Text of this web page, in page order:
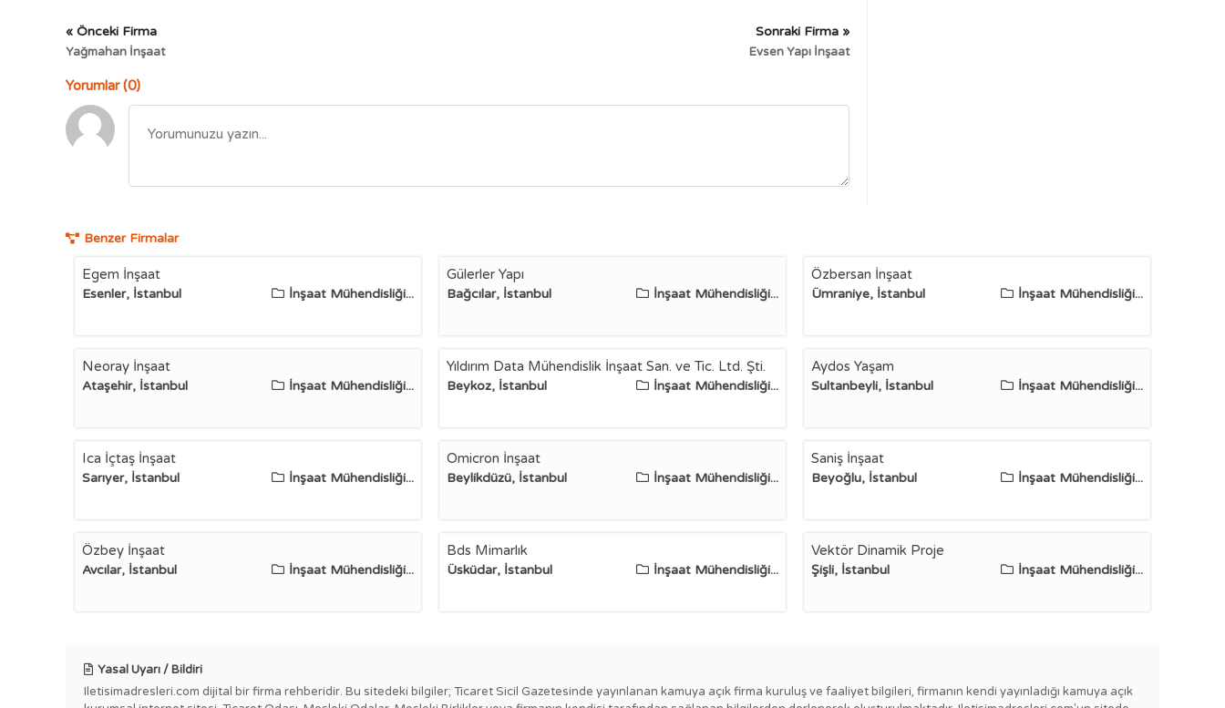
« Önceki Firma
Yağmahan İnşaat
Sonraki Firma »
Evsen Yapı İnşaat
Yorumlar (0)
Benzer Firmalar
Egem İnşaat
Esenler, İstanbul İnşaat Mühendisliği...
Gülerler Yapı
Bağcılar, İstanbul İnşaat Mühendisliği...
Özbersan İnşaat
Ümraniye, İstanbul İnşaat Mühendisliği...
Neoray İnşaat
Ataşehir, İstanbul İnşaat Mühendisliği...
Yıldırım Data Mühendislik İnşaat San. ve Tic. Ltd. Şti.
Beykoz, İstanbul İnşaat Mühendisliği...
Aydos Yaşam
Sultanbeyli, İstanbul İnşaat Mühendisliği...
Ica İçtaş İnşaat
Sarıyer, İstanbul İnşaat Mühendisliği...
Omicron İnşaat
Beylikdüzü, İstanbul İnşaat Mühendisliği...
Saniş İnşaat
Beyoğlu, İstanbul İnşaat Mühendisliği...
Özbey İnşaat
Avcılar, İstanbul İnşaat Mühendisliği...
Bds Mimarlık
Üsküdar, İstanbul İnşaat Mühendisliği...
Vektör Dinamik Proje
Şişli, İstanbul İnşaat Mühendisliği...
Yasal Uyarı / Bildiri
Iletisimadresleri.com dijital bir firma rehberidir. Bu sitedeki bilgiler; Ticaret Sicil Gazetesinde yayınlanan kamuya açık firma kuruluş ve faaliyet bilgileri, firmanın kendi yayınladığı kamuya açık